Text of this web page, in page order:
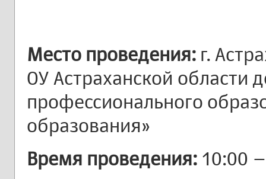
Место проведения: г.
ОУ Астраханской области
профессионального
образования»
Время проведения: 10:00